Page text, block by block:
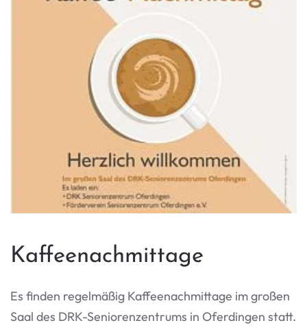
Kaffeenachmittage
Es finden regelmäßig Kaffeenachmittage im großen
Saal des DRK-Seniorenzentrums in Oferdingen statt.